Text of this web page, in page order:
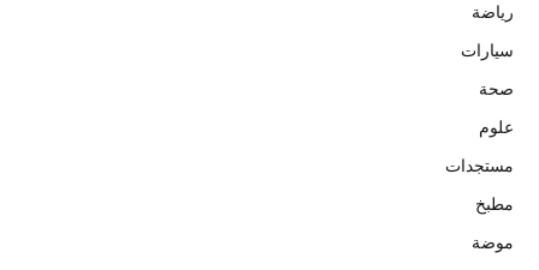
رياضة
سيارات
صحة
علوم
مستجدات
مطبخ
موضة